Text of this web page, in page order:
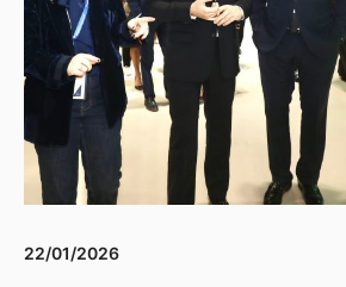
22/01/2026